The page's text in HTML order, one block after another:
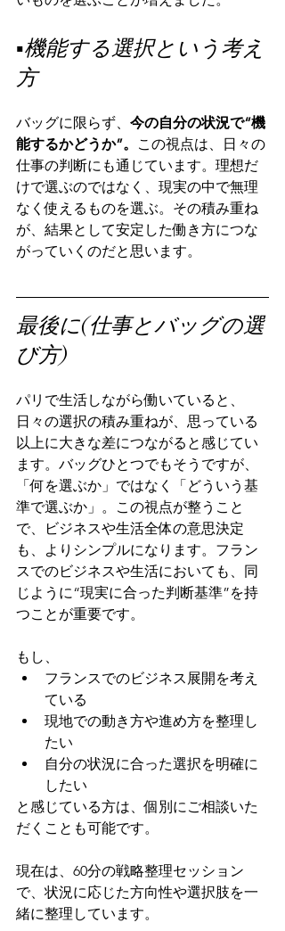
▪️機能する選択という考え
方
バッグに限らず、 今の自分の状況で“機
能するかどうか”。
この視点は、日々の
仕事の判断にも通じています。理想だ
けで選ぶのではなく、現実の中で無理
なく使えるものを選ぶ。その積み重ね
が、結果として安定した働き方につな
がっていくのだと思います。
最後に(仕事とバッグの選
び方)
パリで生活しながら働いていると、
日々の選択の積み重ねが、思っている
以上に大きな差につながると感じてい
ます。バッグひとつでもそうですが、
「何を選ぶか」ではなく「どういう基
準で選ぶか」。この視点が整うこと
で、ビジネスや生活全体の意思決定
も、よりシンプルになります。フラン
スでのビジネスや生活においても、同
じように“現実に合った判断基準”を持
つことが重要です。
もし、
フランスでのビジネス展開を考え
ている
現地での動き方や進め方を整理し
たい
自分の状況に合った選択を明確に
したい
と感じている方は、個別にご相談いた
だくことも可能です。
現在は、60分の戦略整理セッション
で、状況に応じた方向性や選択肢を一
緒に整理しています。